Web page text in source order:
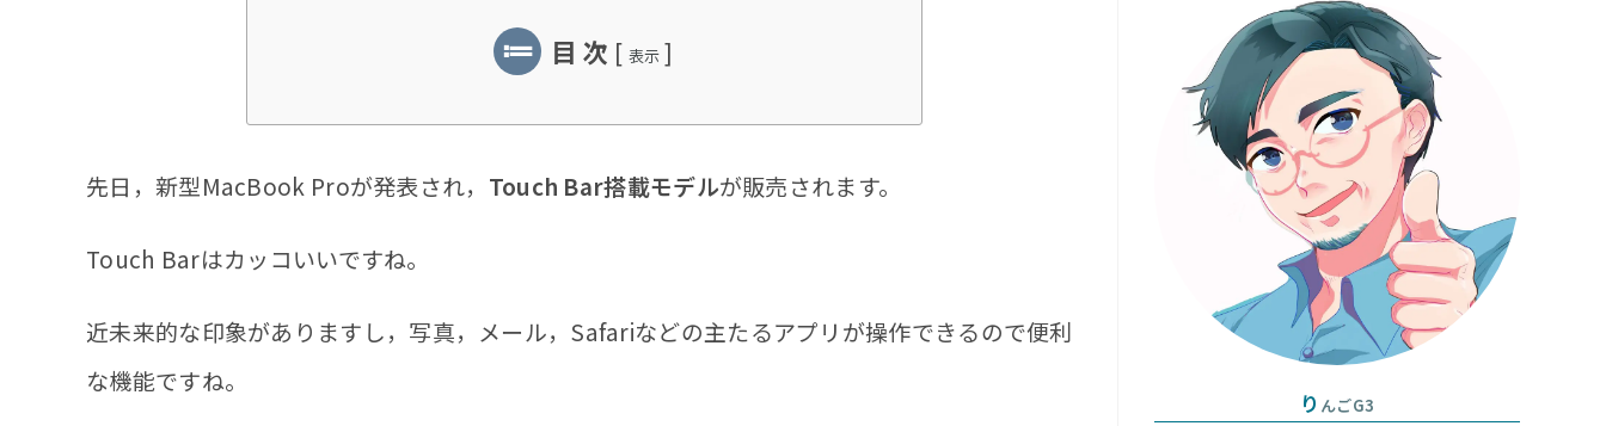
目 次 [ 表示 ]
先日，新型MacBook Proが発表され， Touch Bar搭載モデルが販売されます。
Touch Barはカッコいいですね。
近未来的な印象がありますし，写真，メール，Safariなどの主たるアプリが操作できるので便利
な機能ですね。
り んごG3